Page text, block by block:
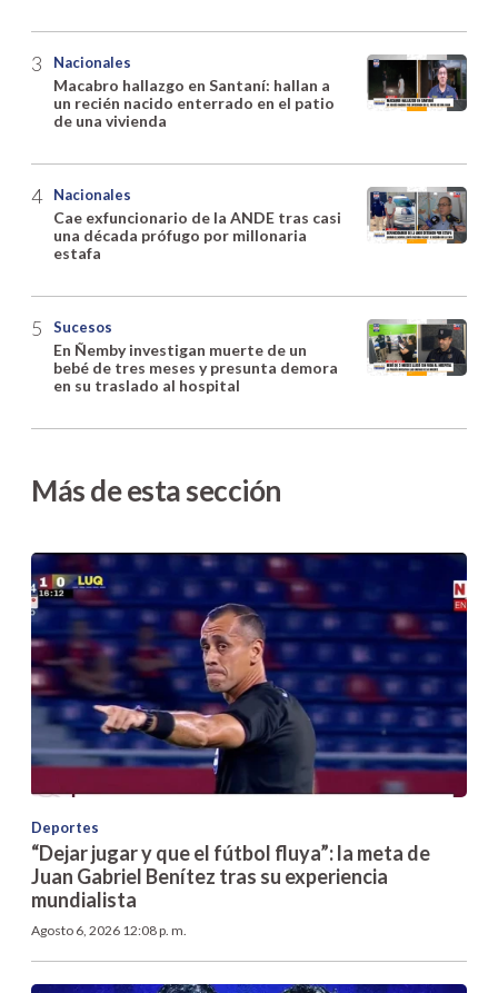
Nacionales
Macabro hallazgo en Santaní: hallan a
un recién nacido enterrado en el patio
de una vivienda
Nacionales
Cae exfuncionario de la ANDE tras casi
una década prófugo por millonaria
estafa
Sucesos
En Ñemby investigan muerte de un
bebé de tres meses y presunta demora
en su traslado al hospital
Más de esta sección
Deportes
“Dejar jugar y que el fútbol fluya”: la meta de
Juan Gabriel Benítez tras su experiencia
mundialista
Agosto 6, 2026 12:08 p. m.